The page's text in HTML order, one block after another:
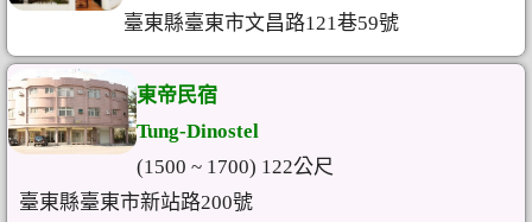
臺東縣臺東市文昌路121巷59號
東帝民宿
Tung-Dinostel
(1500 ~ 1700) 122公尺
臺東縣臺東市新站路200號